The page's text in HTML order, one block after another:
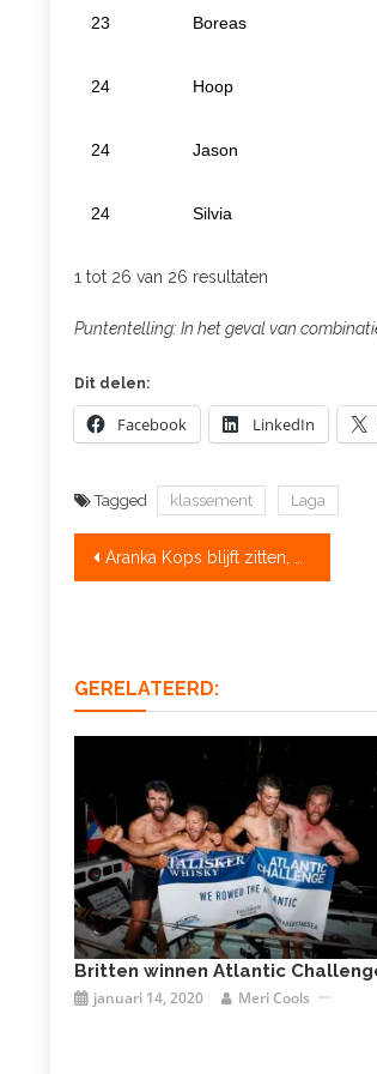
23 Boreas
24 Hoop
24 Jason
24 Silvia
1 tot 26 van 26 resultaten
Puntentelling: In het geval van
Dit delen:
Facebook LinkedIn
Tagged klassement Laga
Bericht
Aranka Kops blijft zitten, Slotwedstrijden van start
GERELATEERD:
Britten winnen Atlantic
januari 14, 2020 Meri Cools